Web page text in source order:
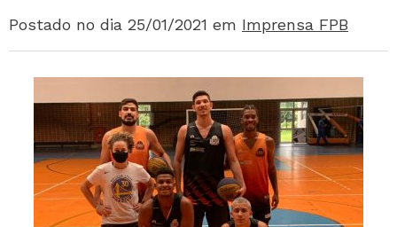
Postado no dia 25/01/2021 em Imprensa FPB